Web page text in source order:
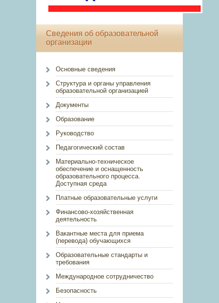
Сведения об образовательной
организации
Основные сведения
Структура и органы управления
образовательной организацией
Документы
Образование
Руководство
Педагогический состав
Материально-техническое
обеспечение и оснащенность
образовательного процесса.
Доступная среда
Платные образовательные услуги
Финансово-хозяйственная
деятельность
Вакантные места для приема
(перевода) обучающихся
Образовательные стандарты и
требования
Международное сотрудничество
Безопасность